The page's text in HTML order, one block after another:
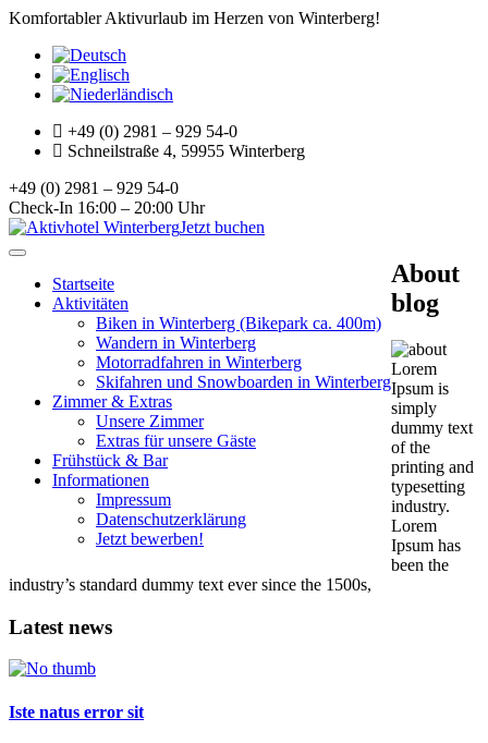
Komfortabler Aktivurlaub im Herzen von Winterberg!
+49 (0) 2981 – 929 54-0
Schneilstraße 4, 59955 Winterberg
+49 (0) 2981 – 929 54-0
Check-In 16:00 – 20:00 Uhr
Toggle
navigationStartseite
Aktivitäten
Biken in Winterberg (Bikepark ca. 400m)
Wandern in Winterberg
Motorradfahren in Winterberg
Skifahren und Snowboarden in Winterberg
Zimmer & Extras
Unsere Zimmer
Extras für unsere Gäste
Frühstück & Bar
Informationen
Impressum
Datenschutzerklärung
Jetzt bewerben!
Jetzt buchen
About
blog
Lorem
Ipsum is
simply
dummy text
of the
printing and
typesetting
industry.
Lorem
Ipsum has
been the
industry’s standard dummy text ever since the 1500s,
Latest news
Iste natus error sit